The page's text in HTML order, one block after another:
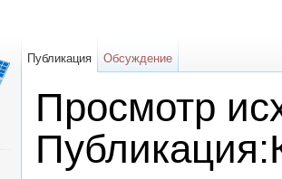
Просмотр
Публикация Обсуждение